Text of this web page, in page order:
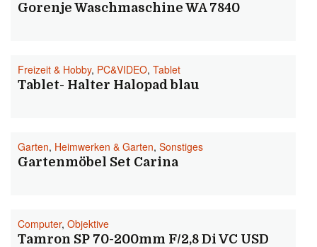
Gorenje Waschmaschine WA 7840
Freizeit & Hobby, PC&VIDEO, Tablet
Tablet- Halter Halopad blau
Garten, Heimwerken & Garten, Sonstiges
Gartenmöbel Set Carina
Computer, Objektive
Tamron SP 70-200mm F/2,8 Di VC USD